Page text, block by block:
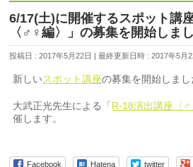
6/17(土)に開催するスポット講
〈♂♀編〉」の募集を開始しまし
投稿日 : 2017年5月22日 最終更新日時 : 2017年5月
新しいスポット講座の募集を開始しまし
大武正光先生による「 R-18演出講座〈
催します。
Facebook Hatena twitter